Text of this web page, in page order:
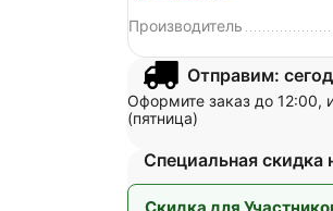
Производитель
Отправим:
Оформите заказ до 12:00,
(пятница)
Специальная скидка
Скидка для